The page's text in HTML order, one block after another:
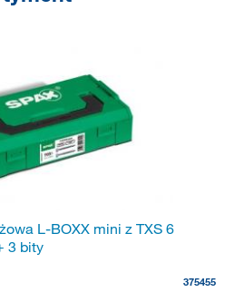
L-BOXX mini z TXS 6
3 bity
375455